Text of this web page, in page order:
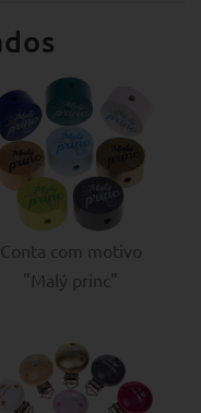
Conta com motivo
"Malý princ"